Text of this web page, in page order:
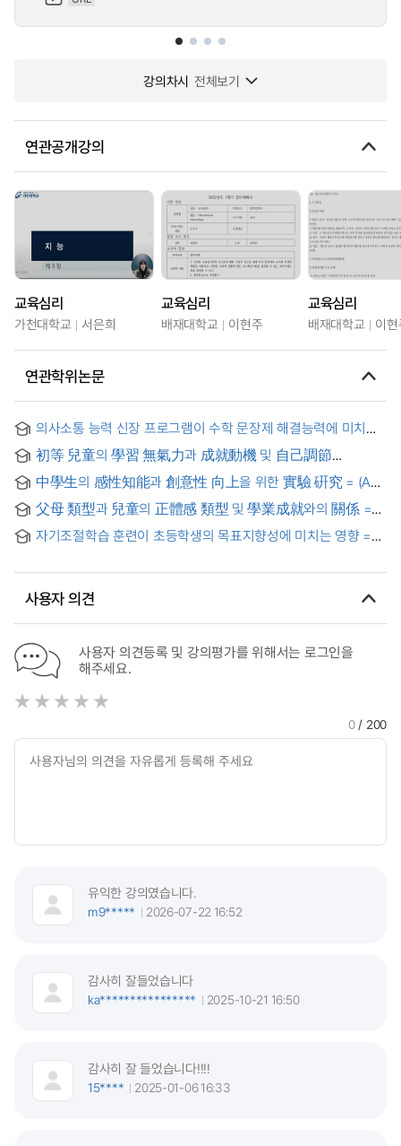
강의차시 전체보기
연관공개강의
교육심리
가천대학교 서은희
교육심리
배재대학교 이현주
교육심리
배재대학교 이
연관학위논문
의사소통 능력 신장 프로그램이 수학 문장제 해결능력에 미치는
영향 = The Effects of A Communication Ability
Improvement Program on Mathematical Word Problem
Solving Ability
初等 兒童의 學習 無氣力과 成就動機 및 自己調節
技能과의 關係 = (A) Study on the relationship between
elementary school children's learned helplesseness,
achievement motivation, and self-regulation skills
中學生의 感性知能과 創意性 向上을 위한 實驗 硏究 = (An)
Experiment for improving middle school students'
emotional intelligence and creativity
父母 類型과 兒童의 正體感 類型 및 學業成就와의 關係 =
identity types, and academic achievement
자기조절학습 훈련이 초등학생의 목표지향성에 미치는 영향 =
사용자 의견
사용자 의견등록 및 강의평가를 위해서는 로그인을
해주세요.
0/ 200
유익한 강의였습니다.
m9*****
2026-07-22 16:52
감사히 잘들었습니다
ka****************
2025-10-21 16:50
감사히 잘 들었습니다!!!!
15****
2025-01-06 16:33